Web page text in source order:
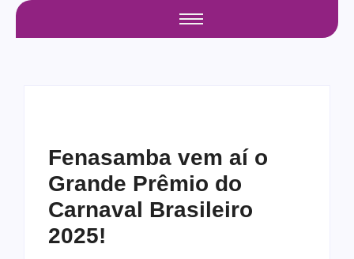
Fenasamba vem aí o
Grande Prêmio do
Carnaval Brasileiro
2025!